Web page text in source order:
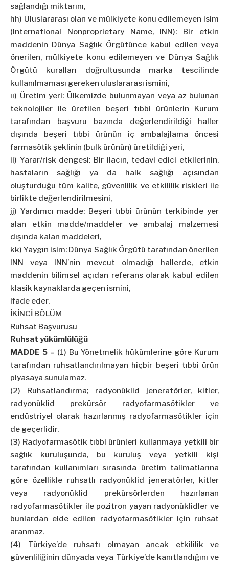
sağlandığı miktarını,
hh) Uluslararası olan ve mülkiyete konu edilemeyen isim
(International Nonproprietary Name, INN): Bir etkin
maddenin Dünya Sağlık Örgütünce kabul edilen veya
önerilen, mülkiyete konu edilemeyen ve Dünya Sağlık
Örgütü kuralları doğrultusunda marka tescilinde
kullanılmaması gereken uluslararası ismini,
ıı) Üretim yeri: Ülkemizde bulunmayan veya az bulunan
teknolojiler ile üretilen beşeri tıbbi ürünlerin Kurum
tarafından başvuru bazında değerlendirildiği haller
dışında beşeri tıbbi ürünün iç ambalajlama öncesi
farmasötik şeklinin (bulk ürünün) üretildiği yeri,
ii) Yarar/risk dengesi: Bir ilacın, tedavi edici etkilerinin,
hastaların sağlığı ya da halk sağlığı açısından
oluşturduğu tüm kalite, güvenlilik ve etkililik riskleri ile
birlikte değerlendirilmesini,
jj) Yardımcı madde: Beşeri tıbbi ürünün terkibinde yer
alan etkin madde/maddeler ve ambalaj malzemesi
dışında kalan maddeleri,
kk) Yaygın isim: Dünya Sağlık Örgütü tarafından önerilen
INN veya INN’nin mevcut olmadığı hallerde, etkin
maddenin bilimsel açıdan referans olarak kabul edilen
klasik kaynaklarda geçen ismini,
ifade eder.
İKİNCİ BÖLÜM
Ruhsat Başvurusu
Ruhsat yükümlülüğü
MADDE 5 – (1) Bu Yönetmelik hükümlerine göre Kurum
tarafından ruhsatlandırılmayan hiçbir beşeri tıbbi ürün
piyasaya sunulamaz.
(2) Ruhsatlandırma; radyonüklid jeneratörler, kitler,
radyonüklid prekürsör radyofarmasötikler ve
endüstriyel olarak hazırlanmış radyofarmasötikler için
de geçerlidir.
(3) Radyofarmasötik tıbbi ürünleri kullanmaya yetkili bir
sağlık kuruluşunda, bu kuruluş veya yetkili kişi
tarafından kullanımları sırasında üretim talimatlarına
göre özellikle ruhsatlı radyonüklid jeneratörler, kitler
veya radyonüklid prekürsörlerden hazırlanan
radyofarmasötikler ile pozitron yayan radyonüklidler ve
bunlardan elde edilen radyofarmasötikler için ruhsat
aranmaz.
(4) Türkiye’de ruhsatı olmayan ancak etkililik ve
güvenliliğinin dünyada veya Türkiye’de kanıtlandığını ve